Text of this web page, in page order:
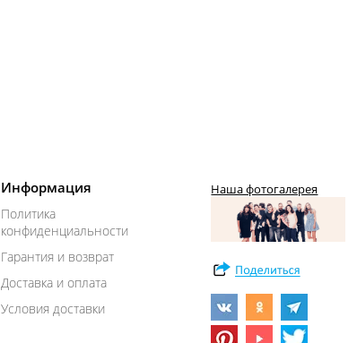
Информация
Политика
конфиденциальности
Гарантия и возврат
Доставка и оплата
Условия доставки
Наша фотогалерея